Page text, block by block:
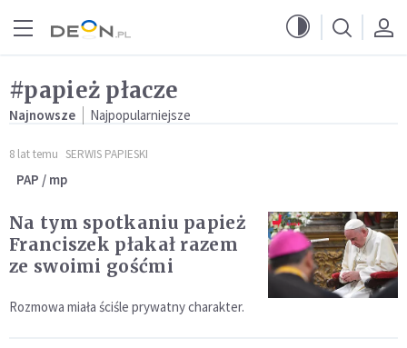
#papież płacze
Najnowsze Najpopularniejsze
8 lat temu SERWIS PAPIESKI
PAP / mp
Na tym spotkaniu papież
Franciszek płakał razem
ze swoimi gośćmi
Rozmowa miała ściśle prywatny charakter.